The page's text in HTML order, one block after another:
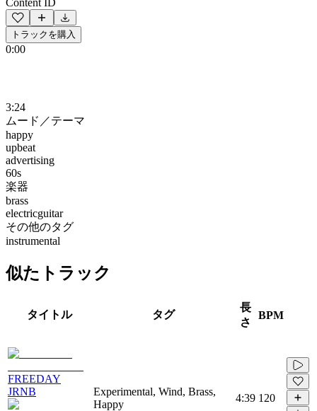
トラックを購入
0:00
3:24
ムード／テーマ
happy
upbeat
advertising
60s
楽器
brass
electricguitar
その他のタグ
instrumental
似たトラック
タイトル タグ
長
さ
BPM
FREEDAY
JRNB
Experimental, Wind, Brass,
Happy
4:39 120